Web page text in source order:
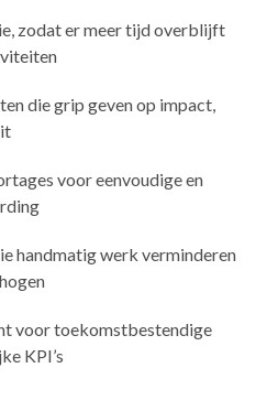
zodat er meer tijd overblijft
die grip geven op impact,
voor eenvoudige en
handmatig werk verminderen
voor toekomstbestendige
KPI’s